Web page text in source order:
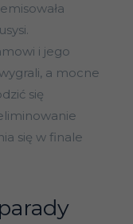
i jego
a mocne
się
się w finale